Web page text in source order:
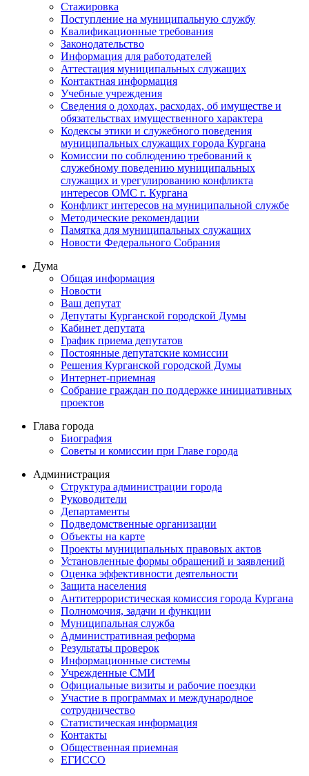
Стажировка
Поступление на муниципальную службу
Квалификационные требования
Законодательство
Информация для работодателей
Аттестация муниципальных служащих
Контактная информация
Учебные учреждения
Сведения о доходах, расходах, об имуществе и
обязательствах имущественного характера
Кодексы этики и служебного поведения
муниципальных служащих города Кургана
Комиссии по соблюдению требований к
служебному поведению муниципальных
служащих и урегулированию конфликта
интересов ОМС г. Кургана
Конфликт интересов на муниципальной службе
Методические рекомендации
Памятка для муниципальных служащих
Новости Федерального Cобрания
Дума
Общая информация
Новости
Ваш депутат
Депутаты Курганской городской Думы
Кабинет депутата
График приема депутатов
Постоянные депутатские комиссии
Решения Курганской городской Думы
Интернет-приемная
Собрание граждан по поддержке инициативных
проектов
Глава города
Биография
Советы и комиссии при Главе города
Администрация
Структура администрации города
Руководители
Департаменты
Подведомственные организации
Объекты на карте
Проекты муниципальных правовых актов
Установленные формы обращений и заявлений
Оценка эффективности деятельности
Защита населения
Антитеррористическая комиссия города Кургана
Полномочия, задачи и функции
Муниципальная служба
Административная реформа
Результаты проверок
Информационные системы
Учрежденные СМИ
Официальные визиты и рабочие поездки
Участие в программах и международное
сотрудничество
Статистическая информация
Контакты
Общественная приемная
ЕГИССО